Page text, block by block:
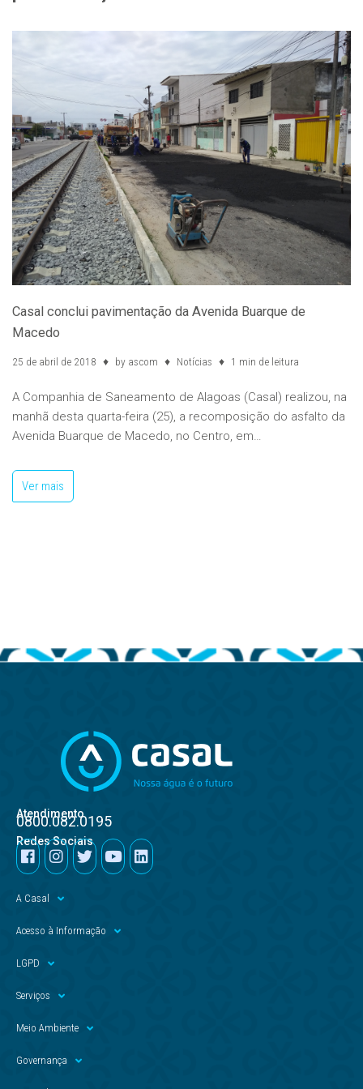
Casal conclui pavimentação da Avenida Buarque de
Macedo
25 de abril de 2018 by ascom Notícias 1 min de leitura
A Companhia de Saneamento de Alagoas (Casal) realizou, na
manhã desta quarta-feira (25), a recomposição do asfalto da
Avenida Buarque de Macedo, no Centro, em…
Ver mais
Atendimento
0800.082.0195
Redes Sociais
A Casal
Acesso à Informação
LGPD
Serviços
Meio Ambiente
Governança